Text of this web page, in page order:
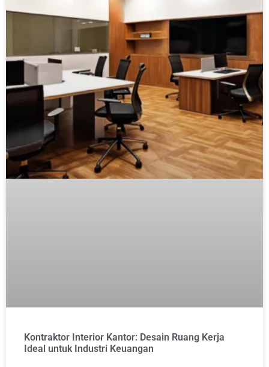
Kontraktor Interior Kantor: Desain Ruang Kerja
Ideal untuk Industri Keuangan